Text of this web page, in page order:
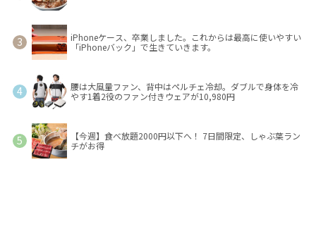
iPhoneケース、卒業しました。これからは最高に使いやすい
「iPhoneバック」で生きていきます。
腰は大風量ファン、背中はペルチェ冷却。ダブルで身体を冷
やす1着2役のファン付きウェアが10,980円
【今週】食べ放題2000円以下へ！ 7日間限定、しゃぶ葉ラン
チがお得